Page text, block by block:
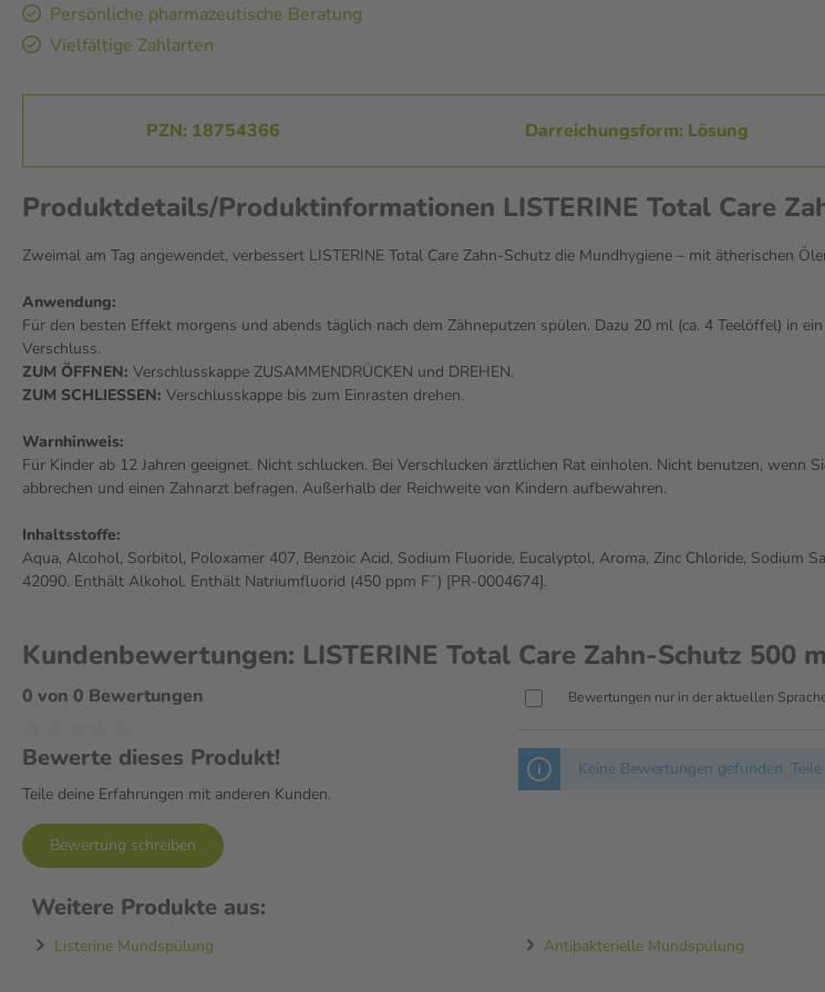
Persönliche pharmazeutische Beratung
Vielfältige Zahlarten
PZN: 18754366 Darreichungsform: Lösung
Produktdetails/Produktinformationen LISTERINE Total Care
Zweimal am Tag angewendet, verbessert LISTERINE Total Care Zahn-Schutz die Mundhygiene – mit ätherischen
Anwendung:
Für den besten Effekt morgens und abends täglich nach dem Zähneputzen spülen. Dazu 20 ml (ca. 4 Teelöffel) in
Verschluss.
ZUM ÖFFNEN: Verschlusskappe ZUSAMMENDRÜCKEN und DREHEN.
ZUM SCHLIESSEN: Verschlusskappe bis zum Einrasten drehen.
Warnhinweis:
Für Kinder ab 12 Jahren geeignet. Nicht schlucken. Bei Verschlucken ärztlichen Rat einholen. Nicht benutzen,
abbrechen und einen Zahnarzt befragen. Außerhalb der Reichweite von Kindern aufbewahren.
Inhaltsstoffe:
Aqua, Alcohol, Sorbitol, Poloxamer 407, Benzoic Acid, Sodium Fluoride, Eucalyptol, Aroma, Zinc Chloride, Sodium
42090. Enthält Alkohol. Enthält Natriumfluorid (450 ppm F¯) [PR-0004674].
Kundenbewertungen: LISTERINE Total Care Zahn-Schutz 500
0 von 0 Bewertungen
Bewerte dieses Produkt!
Teile deine Erfahrungen mit anderen Kunden.
Bewertung schreiben
Bewertungen nur in der aktuellen
Keine Bewertungen gefunden.
Weitere Produkte aus:
Listerine Mundspülung Antibakterielle Mundspülung